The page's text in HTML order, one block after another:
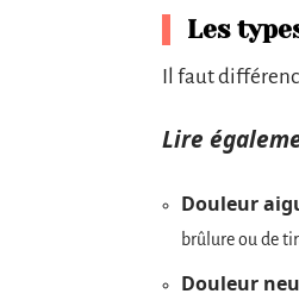
Les
Il faut
Lire
Douleur
brûlure ou de
Douleur